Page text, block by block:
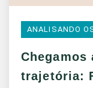
ANALISANDO
Chegamos
trajetória: